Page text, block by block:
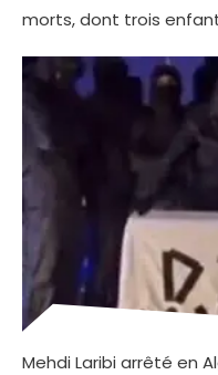
morts, dont trois
Mehdi Laribi arrêté en